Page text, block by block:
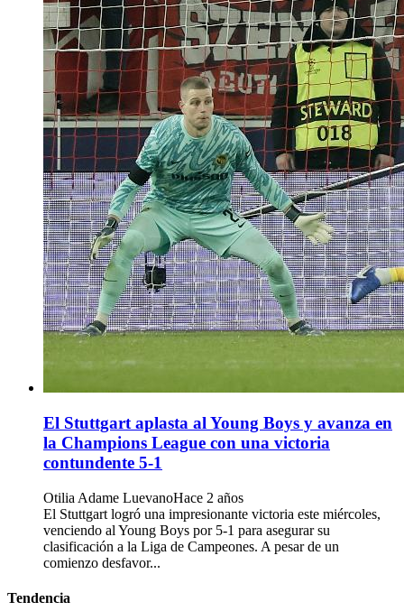
El Stuttgart aplasta al Young Boys y avanza en
la Champions League con una victoria
contundente 5-1
Otilia Adame LuevanoHace 2 años
El Stuttgart logró una impresionante victoria este miércoles,
venciendo al Young Boys por 5-1 para asegurar su
clasificación a la Liga de Campeones. A pesar de un
comienzo desfavor...
Tendencia